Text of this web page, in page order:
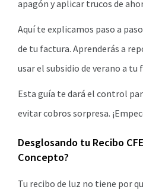
apagón y aplicar trucos de
Aquí te explicamos paso a
de tu factura. Aprenderás a
usar el subsidio de verano a tu
Esta guía te dará el control
evitar cobros sorpresa.
Desglosando tu Recibo
Concepto?
Tu recibo de luz no tiene por